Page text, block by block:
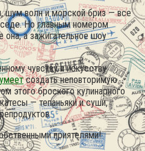
шум волн и морской бриз — все
Но главным номером
она, а зажигательное шоу
чувству и искусству
создать неповторимую
этого броского кулинарного
— тепаньяки и суши,
приятелями!